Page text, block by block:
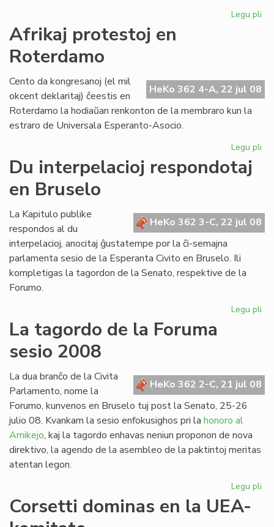
Legu pli
Afrikaj protestoj en
Roterdamo
HeKo 362 4-A, 22 jul 08
Cento da kongresanoj (el mil
okcent deklaritaj) ĉeestis en
Roterdamo la hodiaŭan renkonton de la membraro kun la
estraro de Universala Esperanto-Asocio.
Legu pli
Du interpelacioj respondotaj
en Bruselo
HeKo 362 3-C, 22 jul 08
La Kapitulo publike
respondos al du
interpelacioj, anocitaj ĝustatempe por la ĉi-semajna
parlamenta sesio de la Esperanta Civito en Bruselo. Ili
kompletigas la tagordon de la Senato, respektive de la
Forumo.
Legu pli
La tagordo de la Foruma
sesio 2008
HeKo 362 2-C, 21 jul 08
La dua branĉo de la Civita
Parlamento, nome la
Forumo, kunvenos en Bruselo tuj post la Senato, 25-26
julio 08. Kvankam la sesio enfokusighos pri la honoro al
Amikejo, kaj la tagordo enhavas neniun proponon de nova
direktivo, la agendo de la asembleo de la paktintoj meritas
atentan legon.
Legu pli
Corsetti dominas en la UEA-